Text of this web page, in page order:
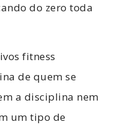
do zero toda
fitness
de quem se
a disciplina nem
um tipo de